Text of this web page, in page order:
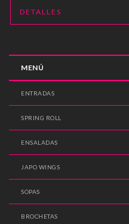
DETALLES
MENÚ
ENTRADAS
SPRING ROLL
ENSALADAS
JAPO WINGS
SOPAS
BROCHETAS